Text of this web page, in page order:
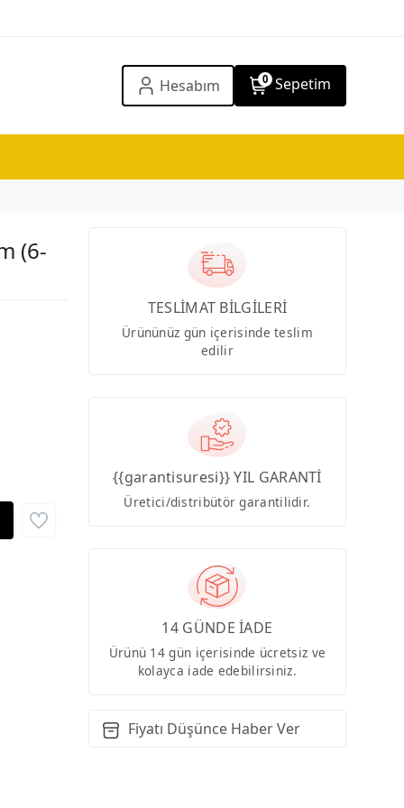
Hesabım 0 Sepetim
(6-
TESLİMAT BİLGİLERİ
Ürününüz gün içerisinde teslim
edilir
{{garantisuresi}} YIL GARANTİ
Üretici/distribütör garantilidir.
14 GÜNDE İADE
Ürünü 14 gün içerisinde ücretsiz ve
kolayca iade edebilirsiniz.
Fiyatı Düşünce Haber Ver